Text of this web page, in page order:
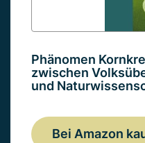
Phänomen
zwischen
und
Bei Amazon